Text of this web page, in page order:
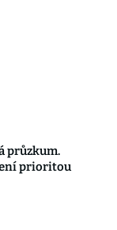
průzkum.
prioritou